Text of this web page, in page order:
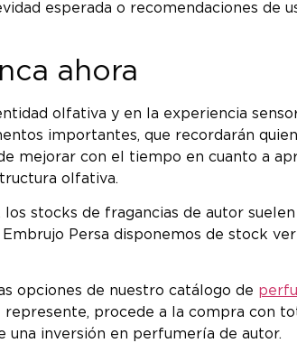
esperada o recomendaciones de
ahora
olfativa y en la experiencia
importantes, que recordarán
mejorar con el tiempo en cuanto a
olfativa.
stocks de fragancias de autor
Persa disponemos de stock
opciones de nuestro catálogo de
procede a la compra con
una inversión en perfumería de autor.